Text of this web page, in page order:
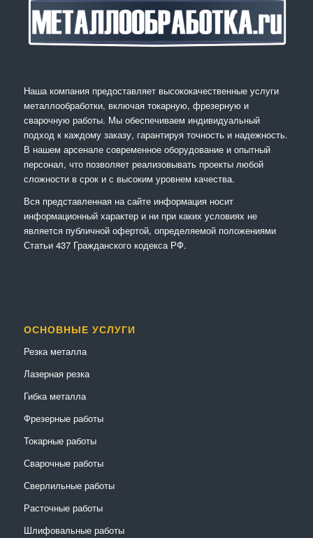
Наша компания предоставляет высококачественные услуги
металлообработки, включая токарную, фрезерную и
сварочную работы. Мы обеспечиваем индивидуальный
подход к каждому заказу, гарантируя точность и надежность.
В нашем арсенале современное оборудование и опытный
персонал, что позволяет реализовывать проекты любой
сложности в срок и с высоким уровнем качества.
Вся представленная на сайте информация носит
информационный характер и ни при каких условиях не
является публичной офертой, определяемой положениями
Статьи 437 Гражданского кодекса РФ.
ОСНОВНЫЕ УСЛУГИ
Резка металла
Лазерная резка
Гибка металла
Фрезерные работы
Токарные работы
Сварочные работы
Сверлильные работы
Расточные работы
Шлифовальные работы